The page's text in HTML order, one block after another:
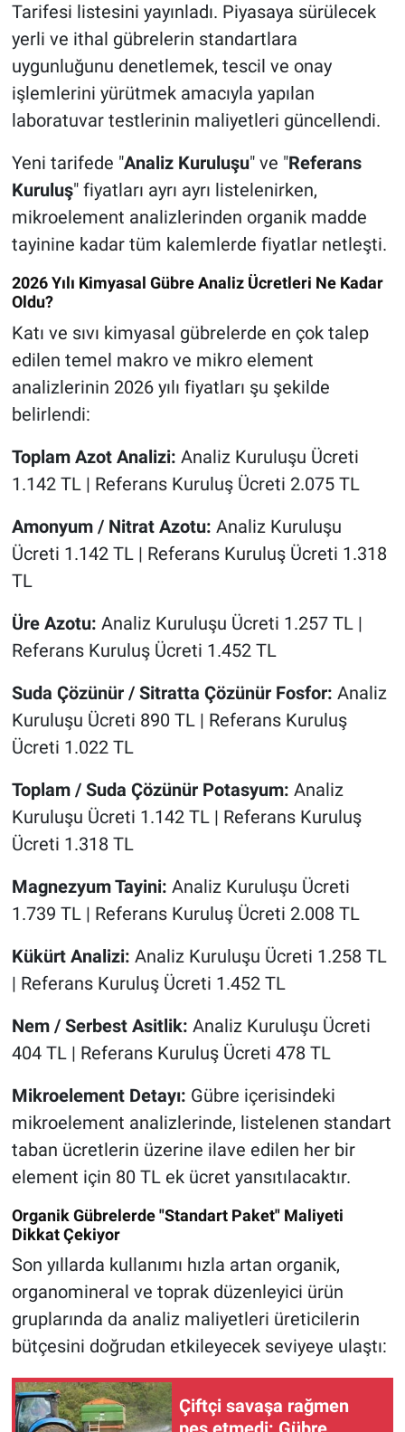
Tarifesi listesini yayınladı. Piyasaya sürülecek
yerli ve ithal gübrelerin standartlara
uygunluğunu denetlemek, tescil ve onay
işlemlerini yürütmek amacıyla yapılan
laboratuvar testlerinin maliyetleri güncellendi.
Yeni tarifede "Analiz Kuruluşu" ve "Referans
Kuruluş" fiyatları ayrı ayrı listelenirken,
mikroelement analizlerinden organik madde
tayinine kadar tüm kalemlerde fiyatlar netleşti.
2026 Yılı Kimyasal Gübre Analiz Ücretleri Ne Kadar
Oldu?
Katı ve sıvı kimyasal gübrelerde en çok talep
edilen temel makro ve mikro element
analizlerinin 2026 yılı fiyatları şu şekilde
belirlendi:
Toplam Azot Analizi: Analiz Kuruluşu Ücreti
1.142 TL | Referans Kuruluş Ücreti 2.075 TL
Amonyum / Nitrat Azotu: Analiz Kuruluşu
Ücreti 1.142 TL | Referans Kuruluş Ücreti 1.318
TL
Üre Azotu: Analiz Kuruluşu Ücreti 1.257 TL |
Referans Kuruluş Ücreti 1.452 TL
Suda Çözünür / Sitratta Çözünür Fosfor: Analiz
Kuruluşu Ücreti 890 TL | Referans Kuruluş
Ücreti 1.022 TL
Toplam / Suda Çözünür Potasyum: Analiz
Kuruluşu Ücreti 1.142 TL | Referans Kuruluş
Ücreti 1.318 TL
Magnezyum Tayini: Analiz Kuruluşu Ücreti
1.739 TL | Referans Kuruluş Ücreti 2.008 TL
Kükürt Analizi: Analiz Kuruluşu Ücreti 1.258 TL
| Referans Kuruluş Ücreti 1.452 TL
Nem / Serbest Asitlik: Analiz Kuruluşu Ücreti
404 TL | Referans Kuruluş Ücreti 478 TL
Mikroelement Detayı: Gübre içerisindeki
mikroelement analizlerinde, listelenen standart
taban ücretlerin üzerine ilave edilen her bir
element için 80 TL ek ücret yansıtılacaktır.
Organik Gübrelerde "Standart Paket" Maliyeti
Dikkat Çekiyor
Son yıllarda kullanımı hızla artan organik,
organomineral ve toprak düzenleyici ürün
gruplarında da analiz maliyetleri üreticilerin
bütçesini doğrudan etkileyecek seviyeye ulaştı:
Çiftçi savaşa rağmen